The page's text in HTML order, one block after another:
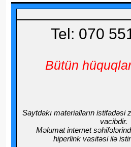
Tel: 070
Bütün
Saytdakı materialların istifadəsi
vacibdir.
Məlumat internet
hiperlink vasitəsi ilə